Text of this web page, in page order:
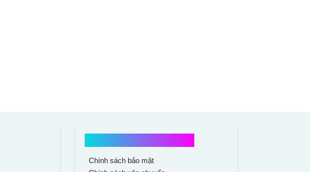
Chính sách bảo mật